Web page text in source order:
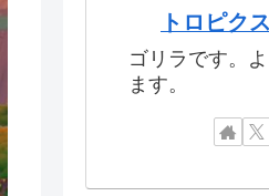
トロピク
ゴリラです。
ます。